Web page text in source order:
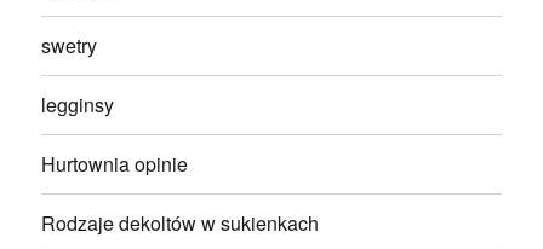
swetry
legginsy
Hurtownia opinie
Rodzaje dekoltów w sukienkach